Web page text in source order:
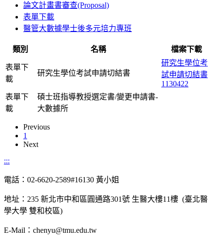
論文計畫書審查(Proposal)
表單下載
醫管大數據學士後多元培力專班
類別 名稱 檔案下載
表單下
載
研究生學位考試申請切結書
研究生學位考
試申請切結書
1130422
表單下
載
碩士班指導教授選定書/變更申請書-
大數據所
Previous
1
Next
:::
電話：02-6620-2589#16130 黃小姐
地址：235 新北市中和區圓通路301號 生醫大樓11樓 (臺北醫
學大學 雙和校區)
E-Mail：chenyu@tmu.edu.tw